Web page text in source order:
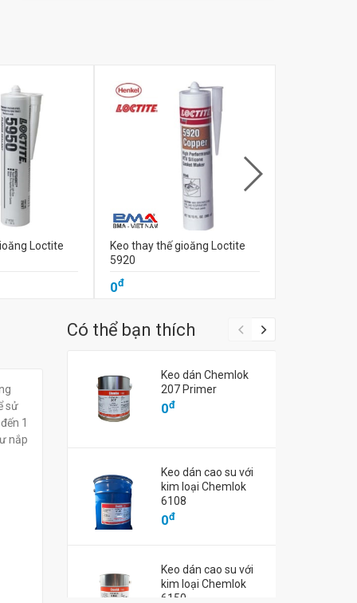
Loctite
Keo thay thế gioăng Loctite
5920
0đ
sử
1
nắp
Có thể bạn thích
Keo dán Chemlok
207 Primer
0đ
Keo dán cao su với
kim loại Chemlok
6108
0đ
Keo dán cao su với
kim loại Chemlok
6150